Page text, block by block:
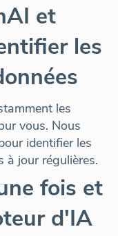
et
les
les
vous. Nous
identifier les
à jour régulières.
fois et
d'IA